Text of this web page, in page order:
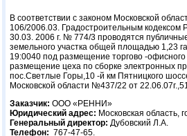
В соответствии с законом Московской
106/2006.03. Градостроительным
30.03. 2006 г. № 774/3 проводятся
земельного участка общей площадью 1,23
19:0040 под размещение торгово -
размещение цеха по сборке электронных
пос.Светлые Горы,10 -й км Пятницкого
Московской области №437/22 от
Заказчик: ООО «РЕННИ»
Юридический адрес: Московская область,
Генеральный директор: Дубовский Л.А.
Телефон: 767-47-65.